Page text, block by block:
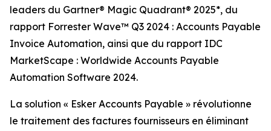
leaders du Gartner® Magic Quadrant® 2025*, du
rapport Forrester Wave™ Q3 2024 : Accounts Payable
Invoice Automation, ainsi que du rapport IDC
MarketScape : Worldwide Accounts Payable
Automation Software 2024.
La solution « Esker Accounts Payable » révolutionne
le traitement des factures fournisseurs en éliminant